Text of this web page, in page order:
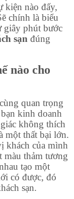
kiện nào đấy,
chính là biểu
giây phút bước
sạn đúng
nào cho
quan trọng
kinh doanh
không thích
một thất bại lớn.
khách của mình
màu thảm tương
tạo một
có được, đó
sạn.